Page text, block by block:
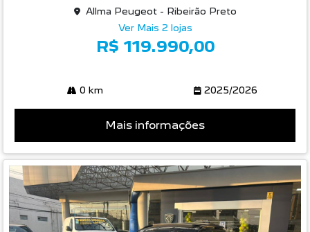
Allma Peugeot - Ribeirão Preto
Ver Mais 2 lojas
R$ 119.990,00
0 km 2025/2026
Mais informações